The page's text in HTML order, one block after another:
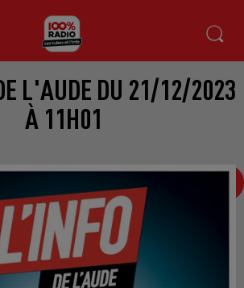
L'AUDE DU 21/12/2023
À 11H01